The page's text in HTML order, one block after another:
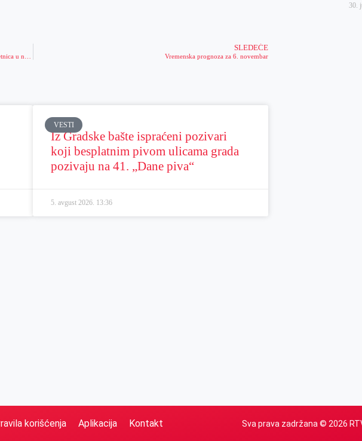
SLEDEĆE
Vremenska prognoza za 6. novembar
VESTI
Iz Gradske bašte ispraćeni pozivari
koji besplatnim pivom ulicama grada
pozivaju na 41. „Dane piva“
5. avgust 2026. 13:36
30.
korišćenja Aplikacija Kontakt Sva prava zadržana © 2026